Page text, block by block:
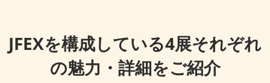
JFEXを構成している4展それぞれ
の魅力・詳細をご紹介